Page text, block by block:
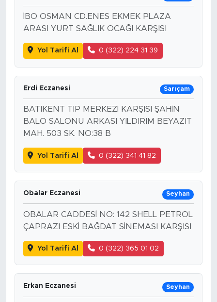
İBO OSMAN CD.ENES EKMEK PLAZA
ARASI YURT SAĞLIK OCAĞI KARŞISI
Yol Tarifi Al 0 (322) 224 31 39
Erdi Eczanesi Sarıçam
BATIKENT TIP MERKEZİ KARŞISI ŞAHİN
BALO SALONU ARKASI YILDIRIM BEYAZIT
MAH. 503 SK. NO:38 B
Yol Tarifi Al 0 (322) 341 41 82
Obalar Eczanesi Seyhan
OBALAR CADDESİ NO: 142 SHELL PETROL
ÇAPRAZI ESKİ BAĞDAT SİNEMASI KARŞISI
Yol Tarifi Al 0 (322) 365 01 02
Erkan Eczanesi Seyhan